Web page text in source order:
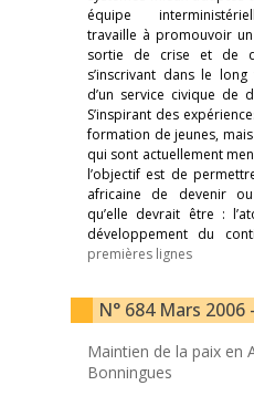
équipe
travaille à promouvoir
sortie de crise et de
s’inscrivant dans le long
d’un service civique de
S’inspirant des
formation de jeunes,
qui sont actuellement
l’objectif est de
africaine de devenir
qu’elle devrait être :
développement du
premières lignes
N° 684 Mars 2006
Maintien de la paix en
Bonningues